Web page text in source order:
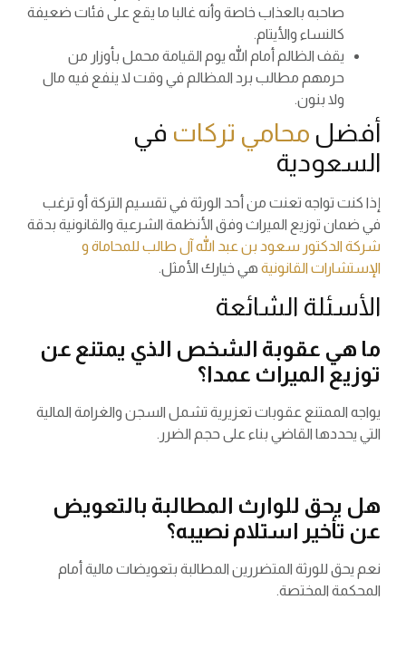
صاحبه بالعذاب خاصة وأنه غالبا ما يقع على فئات ضعيفة
كالنساء والأيتام.
يقف الظالم أمام الله يوم القيامة محمل بأوزار من
حرمهم مطالب برد المظالم في وقت لا ينفع فيه مال
ولا بنون.
أفضل محامي تركات في
السعودية
إذا كنت تواجه تعنت من أحد الورثة في تقسيم التركة أو ترغب
في ضمان توزيع الميراث وفق الأنظمة الشرعية والقانونية بدقة
شركة الدكتور سعود بن عبد الله آل طالب للمحاماة و
الإستشارات القانونية هي خيارك الأمثل.
الأسئلة الشائعة
ما هي عقوبة الشخص الذي يمتنع عن
توزيع الميراث عمدا؟
يواجه الممتنع عقوبات تعزيرية تشمل السجن والغرامة المالية
التي يحددها القاضي بناء على حجم الضرر.
هل يحق للوارث المطالبة بالتعويض
عن تأخير استلام نصيبه؟
نعم يحق للورثة المتضررين المطالبة بتعويضات مالية أمام
المحكمة المختصة.